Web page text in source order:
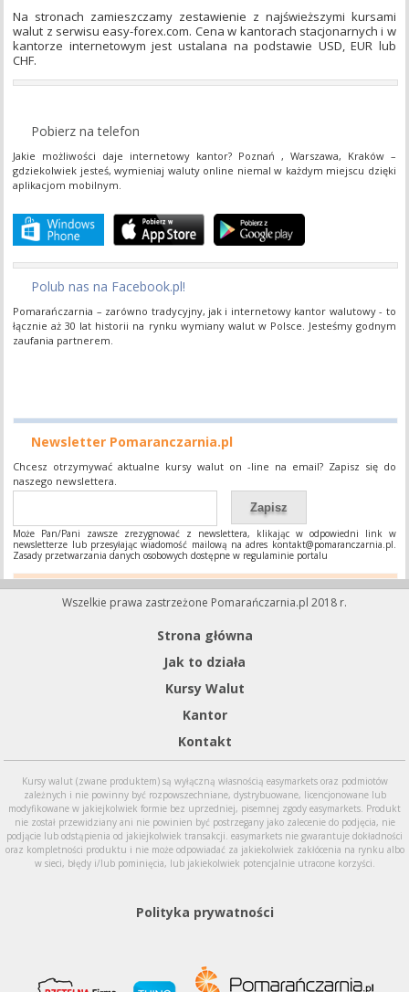
Na stronach zamieszczamy zestawienie z najświeższymi kursami
walut z serwisu easy-forex.com. Cena w kantorach stacjonarnych i w
kantorze internetowym jest ustalana na podstawie USD, EUR lub
CHF.
Pobierz na telefon
Jakie​ możliwości​ daje​ internetowy​ kantor?​ Poznań​ ,​ Warszawa,​ Kraków​ –​
gdziekolwiek​ jesteś, wymieniaj​ waluty​ online​ niemal​ w​ każdym​ miejscu​ dzięki​
aplikacjom​ mobilnym.
Polub nas na Facebook.pl!
Pomarańczarnia​ –​ zarówno​ tradycyjny,​ jak​ i​ internetowy​ kantor​ walutowy​ -​ to​
łącznie​ aż​ 30​ lat historii​ na​ rynku​ wymiany​ walut​ w​ Polsce.​ Jesteśmy​ godnym​
zaufania​ partnerem.
Newsletter Pomaranczarnia.pl
Chcesz otrzymywać aktualne kursy walut on -line na email? Zapisz się do
naszego newslettera.
Może Pan/Pani zawsze zrezygnować z newslettera, klikając w odpowiedni link w
newsletterze lub przesyłając wiadomość mailową na adres kontakt@pomaranczarnia.pl.
Zasady przetwarzania danych osobowych dostępne w regulaminie portalu
Wszelkie prawa zastrzeżone Pomarańczarnia.pl 2018 r.
Strona główna
Jak to działa
Kursy Walut
Kantor
Kontakt
Kursy walut (zwane produktem) są wyłączną własnością easymarkets oraz podmiotów
zależnych i nie powinny być rozpowszechniane, dystrybuowane, licencjonowane lub
modyfikowane w jakiejkolwiek formie bez uprzedniej, pisemnej zgody easymarkets. Produkt
nie został przewidziany ani nie powinien być postrzegany jako zalecenie do podjęcia, nie
podjącie lub odstąpienia od jakiejkolwiek transakcji. easymarkets nie gwarantuje dokładności
oraz kompletności produktu i nie może odpowiadać za jakiekolwiek zakłócenia na rynku albo
w sieci, błędy i/lub pominięcia, lub jakiekolwiek potencjalnie utracone korzyści.
Polityka prywatności